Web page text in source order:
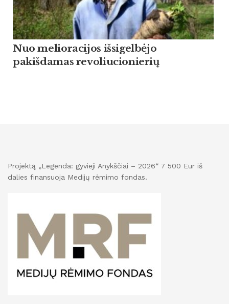
Nuo melioracijos išsigelbėjo
pakišdamas revoliucionierių
Projektą „Legenda: gyvieji Anykščiai – 2026“ 7 500 Eur iš
dalies finansuoja Medijų rėmimo fondas.